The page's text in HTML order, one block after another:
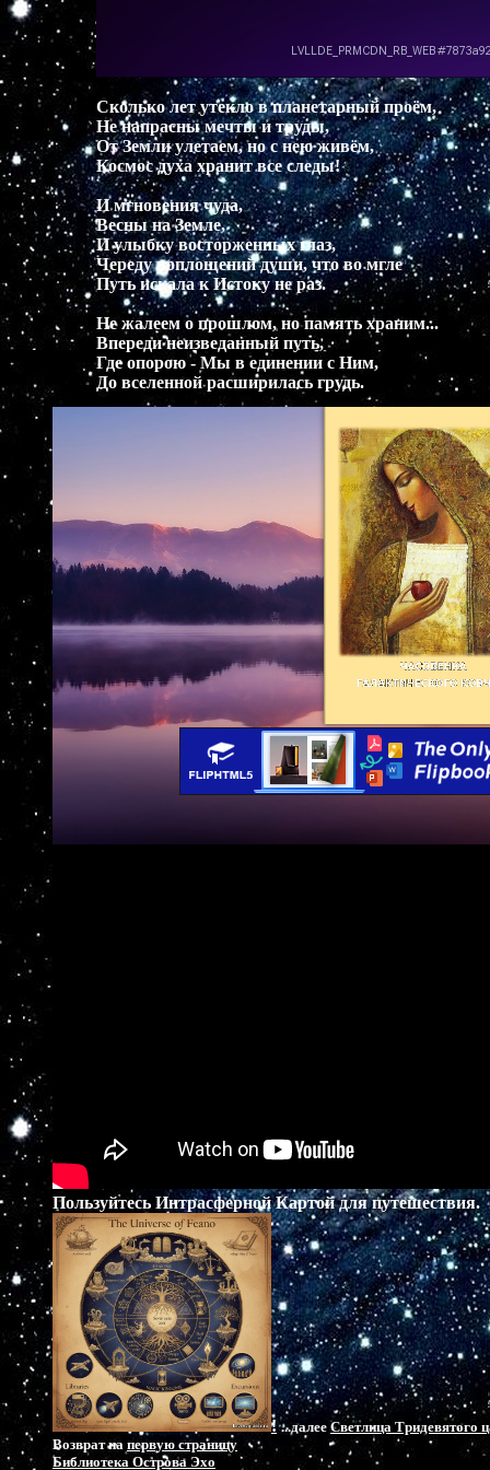
И увидишь – напрасно…
Меняется всё.
В капле каждой миры, море капель – дожди,
Повторения нет…
А куда же несёт
Быстротечная реченька
звёздную ночь?
Но прислушайся…
тихо плывут облака…
Пониманье сильно,
а познать всё… невмочь.
Восхитись восприятью небес ветерка…
Познавая,
летим мы за знаньями…
но
Перед нами…
две бездны,
Не отказывайте нашей живой планете в
Нет контакта с инопланетянами, сетуют иные,
Нам кажутся иллюзорными чуждая уму
кажемся кому-то иллюзорными. С учетом
На кого похожи люди в мире образов мысли? На
облака, резонирующие по-разному в каждом из
по-разному резонирующих на внешние
и на более плотных уровнях, звуковых (в виде
постзвуковых (письменность, образы),
произведений искусства…), химических,
Неисчерпаема глубина моря Сознания, как
Как неповторимо прошлое, так и будущее у
Слова не загадки…
Вы сами волшебные дверцы,
вы  входы
В  миры  колдовские, вы суть  переходы
Галактик, когда побеждаете страх…
Свой  собственный страх:
не суметь  перейти,
Не смочь стать таким, как мечталося в детстве,
О,  люди - Цари, перед вами  наследство
Сокровищ Времен!
Сколько лет утекло в планетарный проём,
Не напрасны мечты и труды,
От Земли улетаем, но с нею живём,
Космос духа хранит все следы!
И мгновения чуда,
Весны на Земле,
И улыбку восторженных глаз,
Череду воплощений души, что во мгле
Путь искала к Истоку не раз.
Не жалеем о прошлом, но память храним...
Впереди неизведанный путь,
Где опорою - Мы в единении с Ним,
Пользуйтесь Интрасферной Картой для путешествия.
! ...далееСветлица Тридевятого
Возврат на первую страницу
Библиотека Острова Эхо